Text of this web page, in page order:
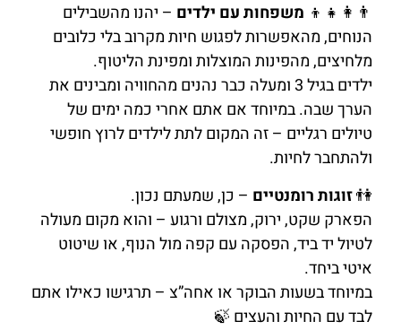
👨‍👩‍👧‍👦 משפחות עם ילדים – יהנו מהשבילים
הנוחים, מהאפשרות לפגוש חיות מקרוב בלי כלובים
מלחיצים, מהפינות המוצלות ומפינת הליטוף.
ילדים בגיל 3 ומעלה כבר נהנים מהחוויה ומבינים את
הערך שבה. במיוחד אם אתם אחרי כמה ימים של
טיולים רגליים – זה המקום לתת לילדים לרוץ חופשי
ולהתחבר לחיות.
👫זוגות רומנטיים – כן, שמעתם נכון.
הפארק שקט, ירוק, מצולם ורגוע – והוא מקום מעולה
לטיול יד ביד, הפסקה עם קפה מול הנוף, או שיטוט
איטי ביחד.
במיוחד בשעות הבוקר או אחה”צ – תרגישו כאילו אתם
לבד עם החיות והעצים 🍃